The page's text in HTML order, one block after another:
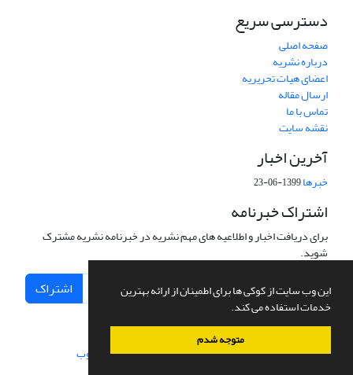
این وب سایت از کوکی ها برای اطمینان از ارائه بهترین
خدمات استفاده می کند.
متوجه شدم
دسترسی سریع
صفحه اصلی
درباره نشریه
اعضای هیات تحریریه
ارسال مقاله
تماس با ما
نقشه سایت
آخرین اخبار
خبرها1399-06-23
اشتراک خبرنامه
برای دریافت اخبار و اطلاعیه های مهم نشریه در خبرنامه نشریه مشترک
شوید.
اشتراک
سامانه مدیریت نشریات علمی.طراحی و پیاده سازی از سیناوب